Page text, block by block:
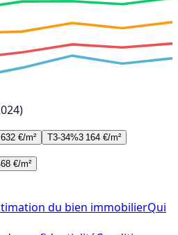
€/m² T3-34%3 164 €/m²
€/m²
du bien immobilierQui